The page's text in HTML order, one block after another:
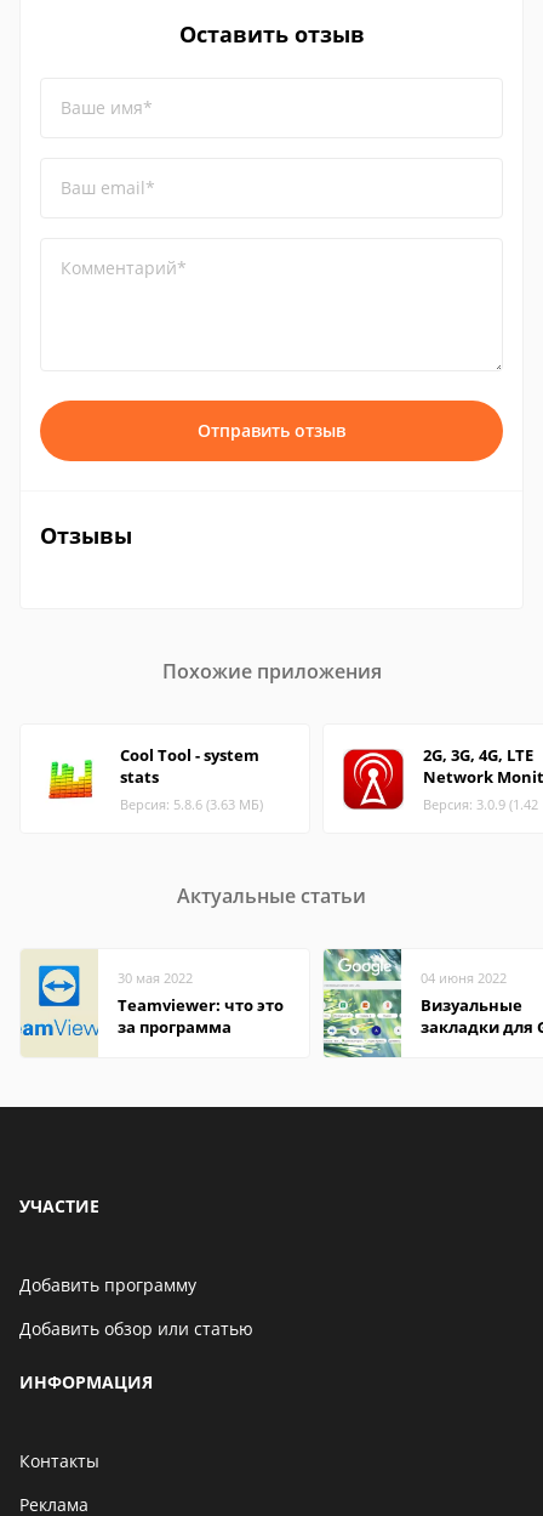
Оставить отзыв
Ваше имя*
Ваш email*
Комментарий*
Отправить отзыв
Отзывы
Похожие приложения
Cool Tool - system
stats
Версия: 5.8.6 (3.63 МБ)
2G, 3G, 4G, LTE
Network
Версия: 3.0.9
Актуальные статьи
30 мая 2022
Teamviewer: что это
за программа
04 июня 2022
Визуальные
закладки для
УЧАСТИЕ
Добавить программу
Добавить обзор или статью
ИНФОРМАЦИЯ
Контакты
Реклама